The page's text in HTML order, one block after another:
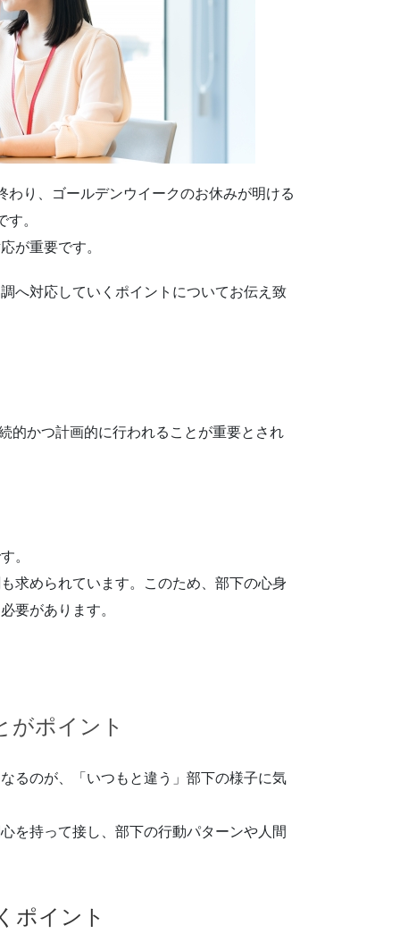
り、ゴールデンウイークのお休みが明ける
。
が重要です。
へ対応していくポイントについてお伝え致
的かつ計画的に行われることが重要とされ
。
求められています。このため、部下の心身
要があります。
がポイント
るのが、「いつもと違う」部下の様子に気
を持って接し、部下の行動パターンや人間
ポイント